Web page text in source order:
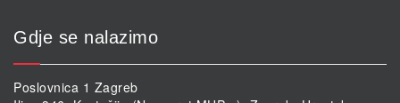
Gdje se nalazimo
Poslovnica 1 Zagreb